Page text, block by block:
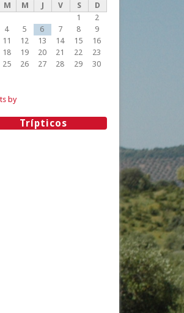
M M J V S
D
1
2
4 5 6 7 8
9
11 12 13 14 15
16
18 19 20 21 22
23
25 26 27 28 29
30
by
Trípticos